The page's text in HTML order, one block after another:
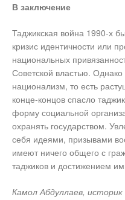
В заключение
Таджикская война 1990-х
кризис идентичности или
национальных
Советской властью.
национализм, то есть
конце-концов спасло
форму социальной
охранять государством.
себя идеями, призывами
имеют ничего общего с
таджиков и достижением
Камол Абдуллаев, историк